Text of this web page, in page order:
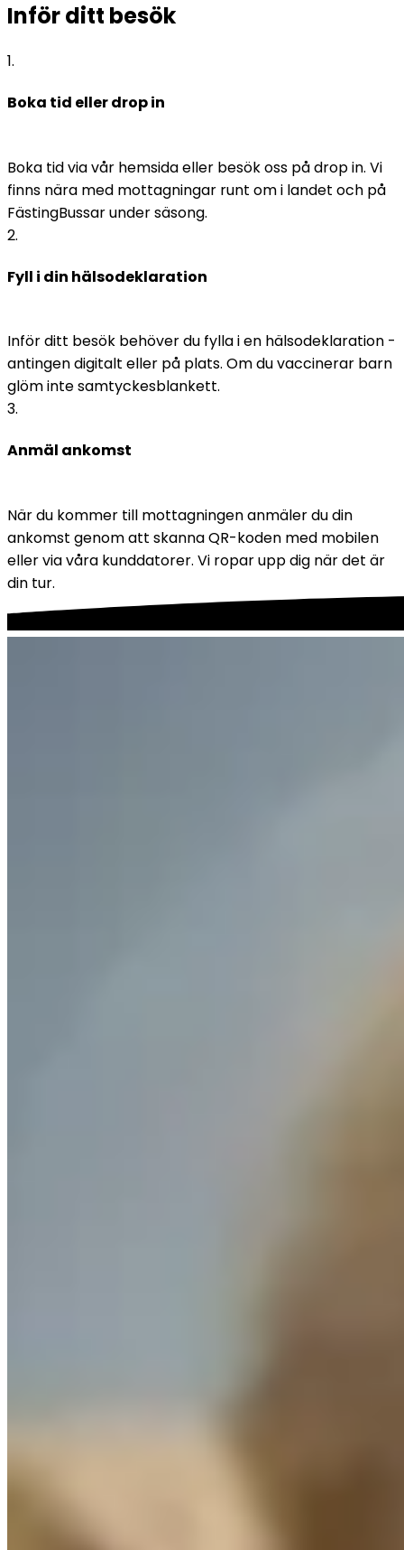
Inför ditt besök
1.
Boka tid eller drop in
Boka tid via vår hemsida eller besök oss på drop in. Vi
finns nära med mottagningar runt om i landet och på
FästingBussar under säsong.
2.
Fyll i din hälsodeklaration
Inför ditt besök behöver du fylla i en hälsodeklaration -
antingen digitalt eller på plats. Om du vaccinerar barn
glöm inte samtyckesblankett.
3.
Anmäl ankomst
När du kommer till mottagningen anmäler du din
ankomst genom att skanna QR-koden med mobilen
eller via våra kunddatorer. Vi ropar upp dig när det är
din tur.